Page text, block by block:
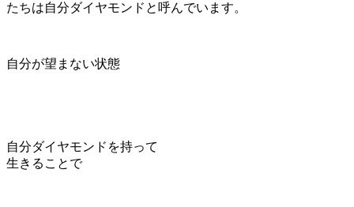
たちは自分ダイヤモンド と呼んでいます。
自分が望まない状態
自分ダイヤモンドを持って
生きることで